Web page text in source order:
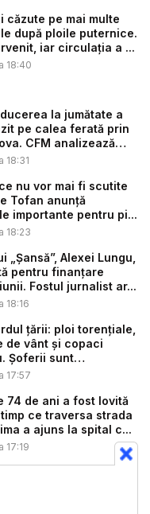
căzute pe mai multe
după ploile puternice.
iar circulația a ...
18:40
la jumătate a
pe calea ferată prin
CFM analizează
18:31
nu vor mai fi scutite
Tofan anunță
importante pentru pi...
18:23
Alexei Lungu,
pentru finanțare
Fostul jurnalist ar...
18:16
țării: ploi torențiale,
de vânt și copaci
Șoferii sunt
17:57
74 de ani a fost lovită
ce traversa strada
a ajuns la spital c...
17:19